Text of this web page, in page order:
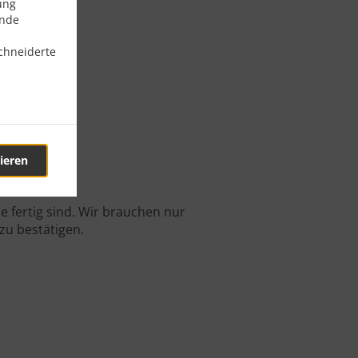
fertig sind. Wir brauchen nur
bestätigen.